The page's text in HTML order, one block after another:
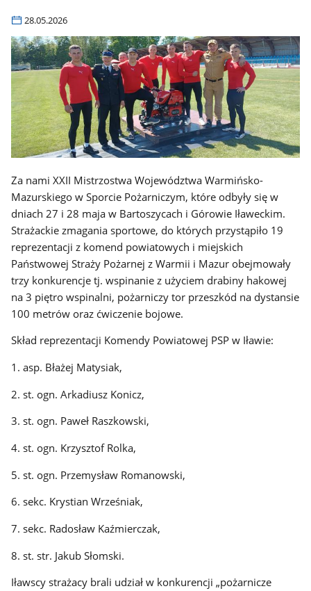
28.05.2026
Za nami XXII Mistrzostwa Województwa Warmińsko-
Mazurskiego w Sporcie Pożarniczym, które odbyły się w
dniach 27 i 28 maja w Bartoszycach i Górowie Iławeckim.
Strażackie zmagania sportowe, do których przystąpiło 19
reprezentacji z komend powiatowych i miejskich
Państwowej Straży Pożarnej z Warmii i Mazur obejmowały
trzy konkurencje tj. wspinanie z użyciem drabiny hakowej
na 3 piętro wspinalni, pożarniczy tor przeszkód na dystansie
100 metrów oraz ćwiczenie bojowe.
Skład reprezentacji Komendy Powiatowej PSP w Iławie:
1. asp. Błażej Matysiak,
2. st. ogn. Arkadiusz Konicz,
3. st. ogn. Paweł Raszkowski,
4. st. ogn. Krzysztof Rolka,
5. st. ogn. Przemysław Romanowski,
6. sekc. Krystian Wrześniak,
7. sekc. Radosław Kaźmierczak,
8. st. str. Jakub Słomski.
Iławscy strażacy brali udział w konkurencji „pożarnicze